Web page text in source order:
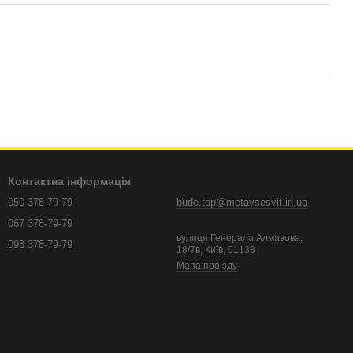
Контактна інформація
050 378-79-79
067 378-79-79
093 378-79-79
bude.top@metavsesvit.in.ua
вулиця Генерала Алмазова,
18/7в, Київ, 01133
Мапа проїзду